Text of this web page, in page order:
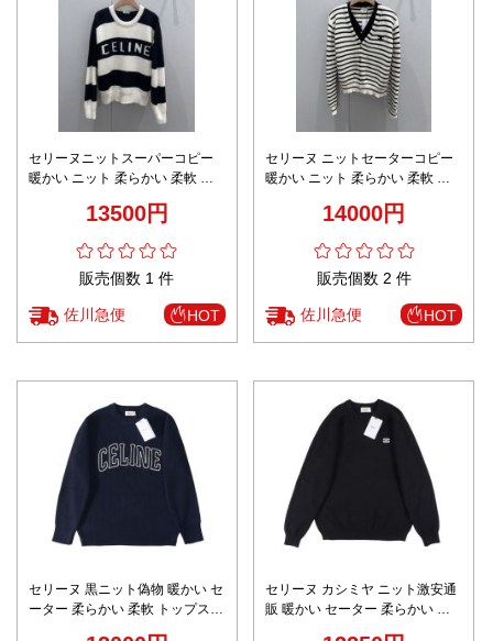
セリーヌニットスーパーコピー
暖かい ニット 柔らかい 柔軟 ト
13500円
販売個数 1 件
佐川急便 HOT
セリーヌ ニットセーターコピー
暖かい ニット 柔らかい 柔軟 ト
14000円
販売個数 2 件
佐川急便 HOT
セリーヌ 黒ニット偽物 暖かい セ
ーター 柔らかい 柔軟 トップス
セリーヌ カシミヤ ニット激安通
販 暖かい セーター 柔らかい 柔